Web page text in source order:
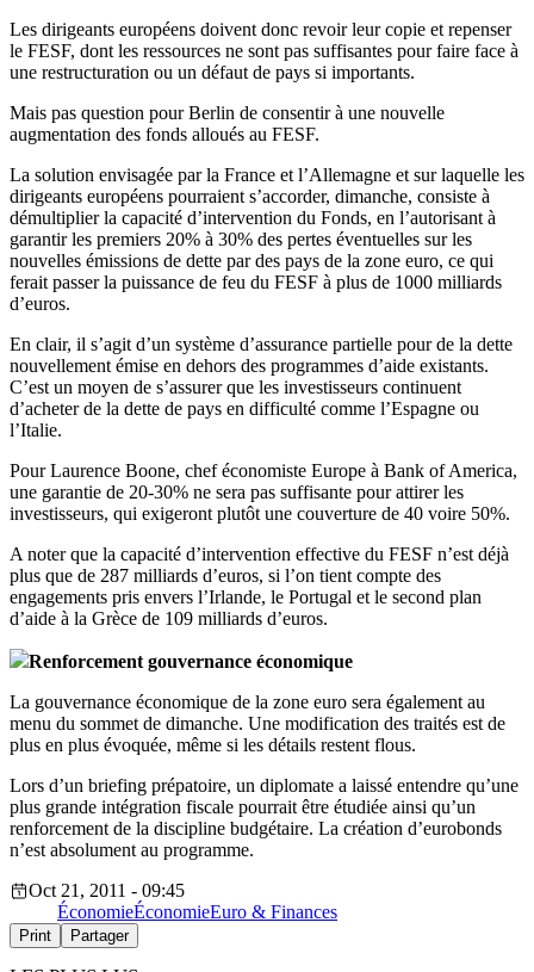
Les dirigeants européens doivent donc revoir leur copie et repenser
le FESF, dont les ressources ne sont pas suffisantes pour faire face à
une restructuration ou un défaut de pays si importants.
Mais pas question pour Berlin de consentir à une nouvelle
augmentation des fonds alloués au FESF.
La solution envisagée par la France et l’Allemagne et sur laquelle les
dirigeants européens pourraient s’accorder, dimanche, consiste à
démultiplier la capacité d’intervention du Fonds, en l’autorisant à
garantir les premiers 20% à 30% des pertes éventuelles sur les
nouvelles émissions de dette par des pays de la zone euro, ce qui
ferait passer la puissance de feu du FESF à plus de 1000 milliards
d’euros.
En clair, il s’agit d’un système d’assurance partielle pour de la dette
nouvellement émise en dehors des programmes d’aide existants.
C’est un moyen de s’assurer que les investisseurs continuent
d’acheter de la dette de pays en difficulté comme l’Espagne ou
l’Italie.
Pour Laurence Boone, chef économiste Europe à Bank of America,
une garantie de 20-30% ne sera pas suffisante pour attirer les
investisseurs, qui exigeront plutôt une couverture de 40 voire 50%.
A noter que la capacité d’intervention effective du FESF n’est déjà
plus que de 287 milliards d’euros, si l’on tient compte des
engagements pris envers l’Irlande, le Portugal et le second plan
d’aide à la Grèce de 109 milliards d’euros.
Renforcement gouvernance économique
La gouvernance économique de la zone euro sera également au
menu du sommet de dimanche. Une modification des traités est de
plus en plus évoquée, même si les détails restent flous.
Lors d’un briefing prépatoire, un diplomate a laissé entendre qu’une
plus grande intégration fiscale pourrait être étudiée ainsi qu’un
renforcement de la discipline budgétaire. La création d’eurobonds
n’est absolument au programme.
Oct 21, 2011 - 09:45
ÉconomieÉconomieEuro & Finances
Print Partager